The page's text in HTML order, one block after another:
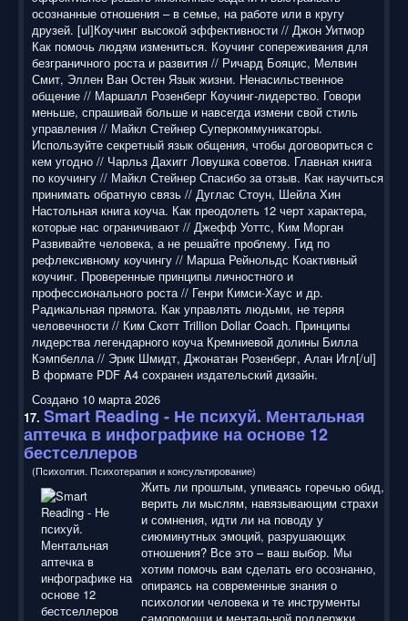
осознанные отношения – в семье, на работе или в кругу
друзей. [ul]Коучинг высокой эффективности // Джон Уитмор
Как помочь людям измениться. Коучинг сопереживания для
безграничного роста и развития // Ричард Бояцис, Мелвин
Смит, Эллен Ван Остен Язык жизни. Ненасильственное
общение // Маршалл Розенберг Коучинг-лидерство. Говори
меньше, спрашивай больше и навсегда измени свой стиль
управления // Майкл Стейнер Суперкоммуникаторы.
Используйте секретный язык общения, чтобы договориться с
кем угодно // Чарльз Дахигг Ловушка советов. Главная книга
по коучингу // Майкл Стейнер Спасибо за отзыв. Как научиться
принимать обратную связь // Дуглас Стоун, Шейла Хин
Настольная книга коуча. Как преодолеть 12 черт характера,
которые нас ограничивают // Джефф Уоттс, Ким Морган
Развивайте человека, а не решайте проблему. Гид по
рефлексивному коучингу // Марша Рейнольдс Коактивный
коучинг. Проверенные принципы личностного и
профессионального роста // Генри Кимси-Хаус и др.
Радикальная прямота. Как управлять людьми, не теряя
человечности // Ким Скотт Trillion Dollar Coach. Принципы
лидерства легендарного коуча Кремниевой долины Билла
Кэмпбелла // Эрик Шмидт, Джонатан Розенберг, Алан Игл[/ul]
В формате PDF A4 сохранен издательский дизайн.
Создано 10 марта 2026
17. Smart Reading - Не психуй. Ментальная
аптечка в инфографике на основе 12
бестселлеров
(Психолгия. Психотерапия и консультирование)
Жить ли прошлым, упиваясь горечью обид,
верить ли мыслям, навязывающим страхи
и сомнения, идти ли на поводу у
сиюминутных эмоций, разрушающих
отношения? Все это – ваш выбор. Мы
хотим помочь вам сделать его осознанно,
опираясь на современные знания о
психологии человека и те инструменты
самопомощи и ментальной поддержки,